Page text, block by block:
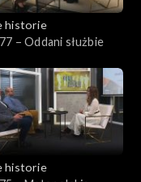
historie
– Oddani służbie
historie